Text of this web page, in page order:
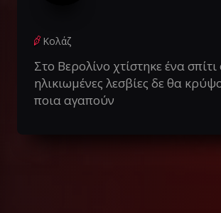
Κολάζ
Στο Βερολίνο χτίστηκε ένα
ηλικιωμένες λεσβίες δε θα
ποια αγαπούν